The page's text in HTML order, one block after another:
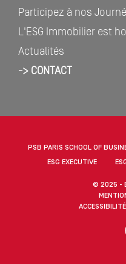
Participez à nos
L'ESG Immobilier est
Actualités
-> CONTACT
PSB PARIS SCHOOL OF
ESG EXECUTIVE
© 2025 -